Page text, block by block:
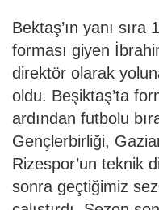
Bektaş’ın yanı
forması giyen
direktör olarak
oldu. Beşiktaş’ta
ardından futbolu
Gençlerbirliği,
Rizespor’un teknik
sonra geçtiğimiz